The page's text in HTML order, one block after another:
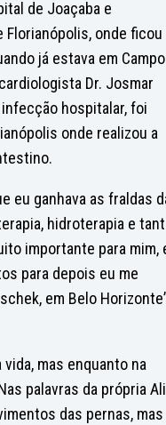
de Joaçaba e
onde ficou
já estava em
Dr. Josmar
hospitalar, foi
onde realizou a
eu ganhava as fraldas
hidroterapia e
importante para mim,
para depois eu me
em Belo
mas enquanto na
palavras da própria
das pernas,